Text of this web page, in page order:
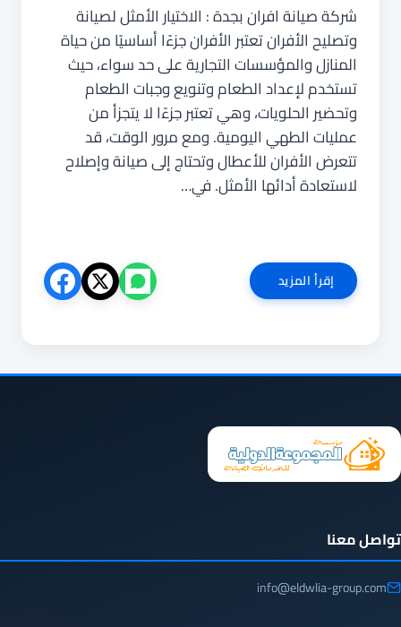
شركة صيانة افران بجدة : الاختيار الأمثل لصيانة
وتصليح الأفران تعتبر الأفران جزءًا أساسيًا من حياة
المنازل والمؤسسات التجارية على حد سواء، حيث
تستخدم لإعداد الطعام وتنويع وجبات الطعام
وتحضير الحلويات، وهي تعتبر جزءًا لا يتجزأ من
عمليات الطهي اليومية. ومع مرور الوقت، قد
تتعرض الأفران للأعطال وتحتاج إلى صيانة وإصلاح
لاستعادة أدائها الأمثل. في…
إقرأ المزيدشركة
صيانة
فحص
الافران
بجدة
تواصل معنا
info@eldwlia-group.com